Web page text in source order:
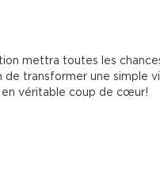
mettra toutes les
transformer une simple
en véritable coup de cœur!